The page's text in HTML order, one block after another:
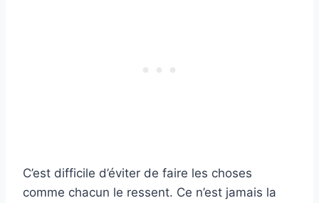
C’est difficile d’éviter de faire les choses
comme chacun le ressent. Ce n’est jamais la